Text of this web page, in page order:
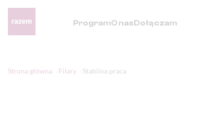
ProgramO nasDołączam
Strona główna Filary Stabilna praca